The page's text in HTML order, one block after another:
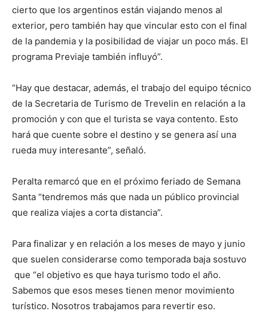
cierto que los argentinos están viajando menos al
exterior, pero también hay que vincular esto con el final
de la pandemia y la posibilidad de viajar un poco más. El
programa Previaje también influyó”.
“Hay que destacar, además, el trabajo del equipo técnico
de la Secretaria de Turismo de Trevelin en relación a la
promoción y con que el turista se vaya contento. Esto
hará que cuente sobre el destino y se genera así una
rueda muy interesante”, señaló.
Peralta remarcó que en el próximo feriado de Semana
Santa “tendremos más que nada un público provincial
que realiza viajes a corta distancia”.
Para finalizar y en relación a los meses de mayo y junio
que suelen considerarse como temporada baja sostuvo
que “el objetivo es que haya turismo todo el año.
Sabemos que esos meses tienen menor movimiento
turístico. Nosotros trabajamos para revertir eso.